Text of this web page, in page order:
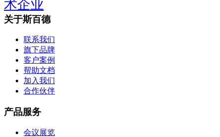
术企业
关于斯百德
联系我们
旗下品牌
客户案例
帮助文档
加入我们
合作伙伴
产品服务
会议展览